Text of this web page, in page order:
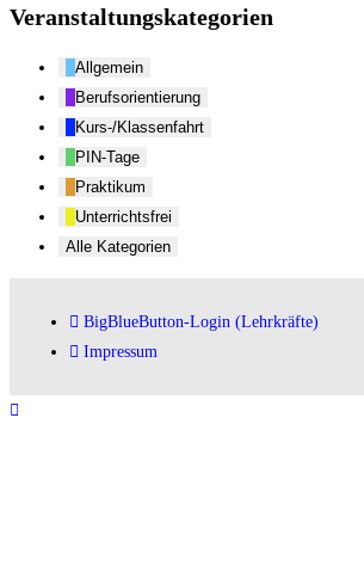
Veranstaltungskategorien
Allgemein
Berufsorientierung
Kurs-/Klassenfahrt
PIN-Tage
Praktikum
Unterrichtsfrei
Alle Kategorien
BigBlueButton-Login (Lehrkräfte)
Impressum